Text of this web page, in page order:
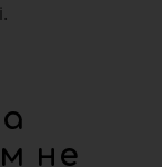
не